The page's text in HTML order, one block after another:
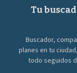
Tu
Buscador,
planes en tu
todo seguidos